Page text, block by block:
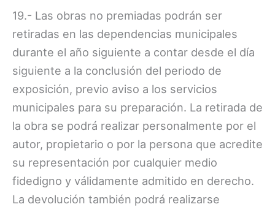
19.- Las obras no premiadas podrán ser
retiradas en las dependencias municipales
durante el año siguiente a contar desde el día
siguiente a la conclusión del periodo de
exposición, previo aviso a los servicios
municipales para su preparación. La retirada de
la obra se podrá realizar personalmente por el
autor, propietario o por la persona que acredite
su representación por cualquier medio
fidedigno y válidamente admitido en derecho.
La devolución también podrá realizarse